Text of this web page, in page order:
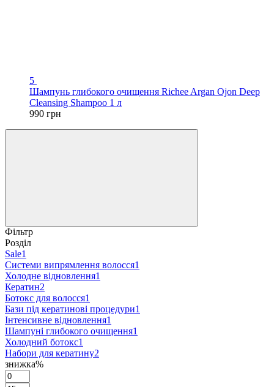
5
Шампунь глибокого очищення Richee Argan Ojon Deep
Cleansing Shampoo 1 л
990 грн
Фільтр
Розділ
Sale1
Системи випрямлення волосся1
Холодне відновлення1
Кератин2
Ботокс для волосся1
Бази під кератинові процедури1
Інтенсивне відновлення1
Шампуні глибокого очищення1
Холодний ботокс1
Набори для кератину2
знижка%